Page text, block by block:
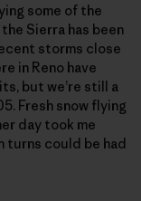
some of the
Sierra has been
storms close
in Reno have
but we’re still a
Fresh snow flying
day took me
turns could be had